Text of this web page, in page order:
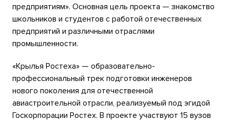
предприятиям». Основная цель проекта — знакомство
школьников и студентов с работой отечественных
предприятий и различными отраслями
промышленности.
«Крылья Ростеха» — образовательно-
профессиональный трек подготовки инженеров
нового поколения для отечественной
авиастроительной отрасли, реализуемый под эгидой
Госкорпорации Ростех. В проекте участвуют 15 вузов